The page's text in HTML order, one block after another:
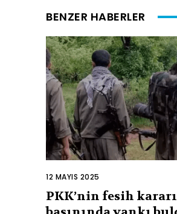
BENZER HABERLER
12 MAYIS 2025
PKK’nin fesih